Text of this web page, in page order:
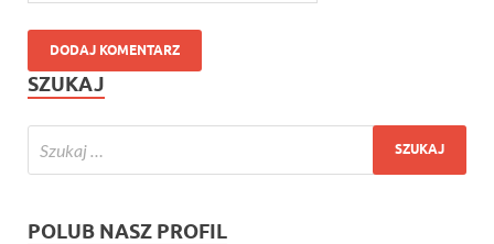
SZUKAJ
POLUB NASZ PROFIL